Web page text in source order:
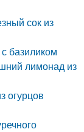
сок из
базиликом
лимонад из
огурцов